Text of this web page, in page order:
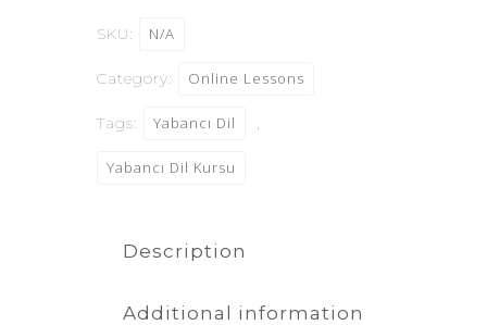
SKU: N/A
Category: Online Lessons
Tags: Yabancı Dil ,
Yabancı Dil Kursu
Description
Additional information